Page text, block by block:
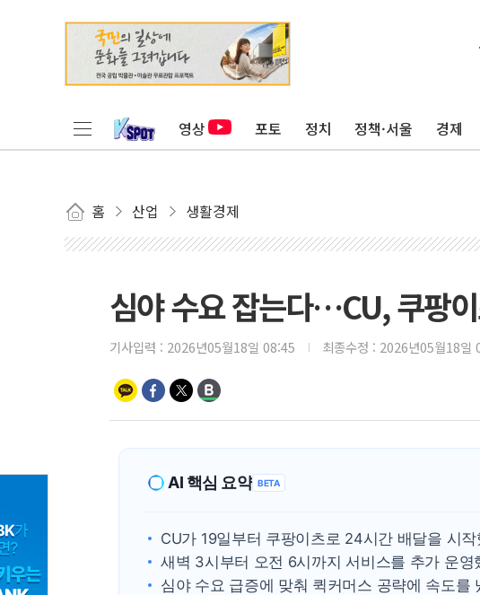
영상 포토 정치 정책·서울 경제
홈 산업 생활경제
심야 수요 잡는다…CU, 쿠팡
기사입력 : 2026년05월18일 08:45 최종수정 : 2026년05월18일
AI 핵심 요약 BETA
CU가 19일부터 쿠팡이츠로 24시간 배달을 시작
새벽 3시부터 오전 6시까지 서비스를 추가 운영
심야 수요 급증에 맞춰 퀵커머스 공략에 속도를